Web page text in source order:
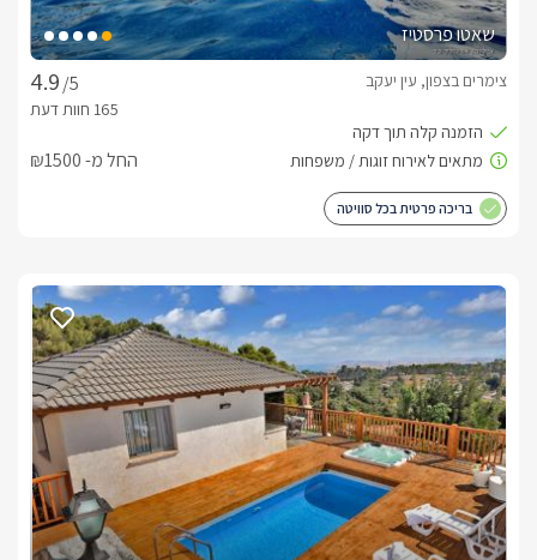
שאטו פרסטיז
/5
צימרים בצפון, עין יעקב
החל מ- ₪1500
בריכה פרטית בכל סוויטה